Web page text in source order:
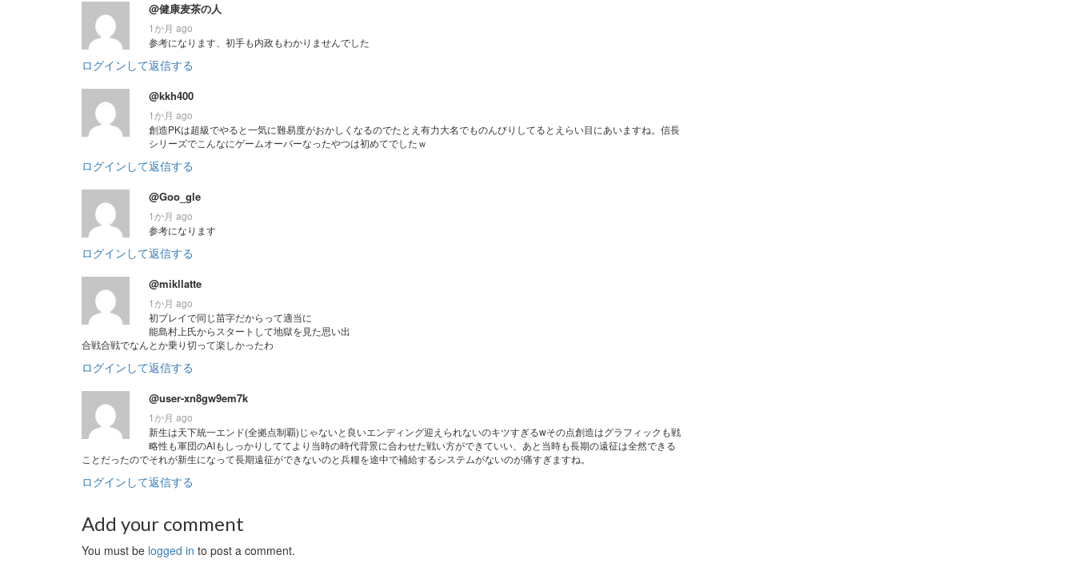
@健康麦茶の人
1か月 ago
参考になります、初手も内政もわかりませんでした
ログインして返信する
@kkh400
1か月 ago
創造PKは超級でやると一気に難易度がおかしくなるのでたとえ有力大名でものんびりしてるとえらい目にあいますね。信長
シリーズでこんなにゲームオーバーなったやつは初めてでしたｗ
ログインして返信する
@Goo_gle
1か月 ago
参考になります
ログインして返信する
@mikllatte
1か月 ago
初プレイで同じ苗字だからって適当に
能島村上氏からスタートして地獄を見た思い出
合戦合戦でなんとか乗り切って楽しかったわ
ログインして返信する
@user-xn8gw9em7k
1か月 ago
新生は天下統一エンド(全拠点制覇)じゃないと良いエンディング迎えられないのキツすぎるwその点創造はグラフィックも戦
略性も軍団のAIもしっかりしててより当時の時代背景に合わせた戦い方ができていい、あと当時も長期の遠征は全然できる
ことだったのでそれが新生になって長期遠征ができないのと兵糧を途中で補給するシステムがないのが痛すぎますね。
ログインして返信する
Add your comment
You must be logged in to post a comment.